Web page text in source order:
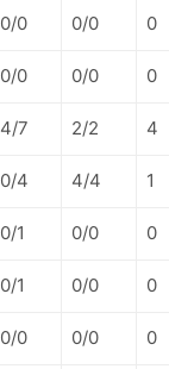
0/0 0/0 0
0/0 0/0 0
4/7 2/2 4
0/4 4/4 1
0/1 0/0 0
0/1 0/0 0
0/0 0/0 0